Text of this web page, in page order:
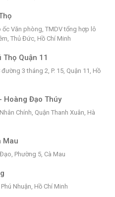
ốc Văn phòng, TMDV tổng hợp lô
Thủ Đức, Hồ Chí Minh
Quận 11
3 tháng 2, P. 15, Quận 11, Hồ
Hoàng Đạo Thúy
Chính, Quận Thanh Xuân, Hà
Mau
Phường 5, Cà Mau
Nhuận, Hồ Chí Minh